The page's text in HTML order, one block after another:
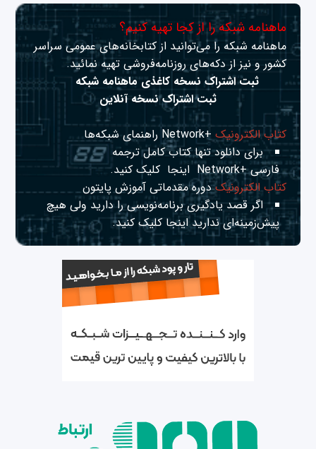
ماهنامه شبکه را از کجا تهیه کنیم؟
ماهنامه شبکه را می‌توانید از کتابخانه‌های عمومی سراسر
کشور و نیز از دکه‌های روزنامه‌فروشی تهیه نمائید.
ثبت اشتراک نسخه کاغذی ماهنامه شبکه
ثبت اشتراک نسخه آنلاین
کتاب الکترونیک+Network راهنمای شبکه‌ها
برای دانلود تنها کتاب کامل ترجمه
فارسی +Network
اینجا کلیک کنید.
کتاب الکترونیکدوره مقدماتی آموزش پایتون
اگر قصد یادگیری برنامه‌نویسی را دارید ولی هیچ
پیش‌زمینه‌ای نداریداینجا کلیک کنید.